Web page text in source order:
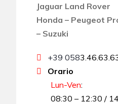
Jaguar Land Rover
Honda – Peugeot
– Suzuki
+39 058
Orario
Lun-Ven:
08:30 – 12:30 /